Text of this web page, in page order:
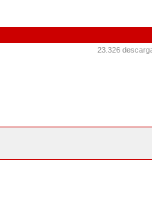
23.326